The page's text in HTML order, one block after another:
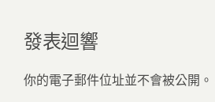
發表迴響
你的電子郵件位址並不會被公開。